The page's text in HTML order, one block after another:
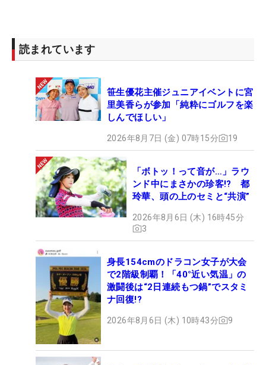
読まれています
笹生優花主催ジュニアイベントに宮
里美香らが参加「純粋にゴルフを楽
しんでほしい」
2026年8月7日 (金) 07時15分 19
「ボトッ！って音が…」ラウ
ンド中にまさかの珍客!? 都
玲華、頭の上のセミと“共演”
2026年8月6日 (木) 16時45分
3
身長154cmのドラコン女子が大会
で2階級制覇！「40°近い気温」の
激闘後は“2日連続もつ鍋”でスタミ
ナ回復!?
2026年8月6日 (木) 10時43分 9